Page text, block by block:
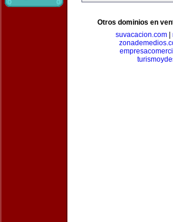
Otros dominios en
suvacacion.com|